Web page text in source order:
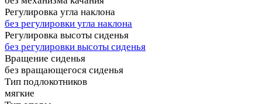
Регулировка угла наклона
без регулировки угла наклона
Регулировка высоты сиденья
без регулировки высоты сиденья
Вращение сиденья
без вращающегося сиденья
Тип подлокотников
мягкие